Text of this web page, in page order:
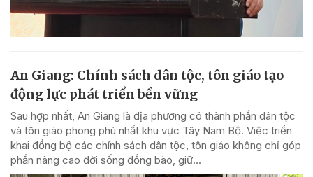
An Giang: Chính sách dân tộc, tôn giáo tạo
động lực phát triển bền vững
Sau hợp nhất, An Giang là địa phương có thành phần dân tộc
và tôn giáo phong phú nhất khu vực Tây Nam Bộ. Việc triển
khai đồng bộ các chính sách dân tộc, tôn giáo không chỉ góp
phần nâng cao đời sống đồng bào, giữ...